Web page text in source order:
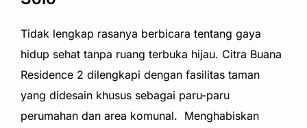
Tidak lengkap rasanya berbicara tentang gaya
hidup sehat tanpa ruang terbuka hijau. Citra Buana
Residence 2 dilengkapi dengan fasilitas taman
yang didesain khusus sebagai paru-paru
perumahan dan area komunal. Menghabiskan